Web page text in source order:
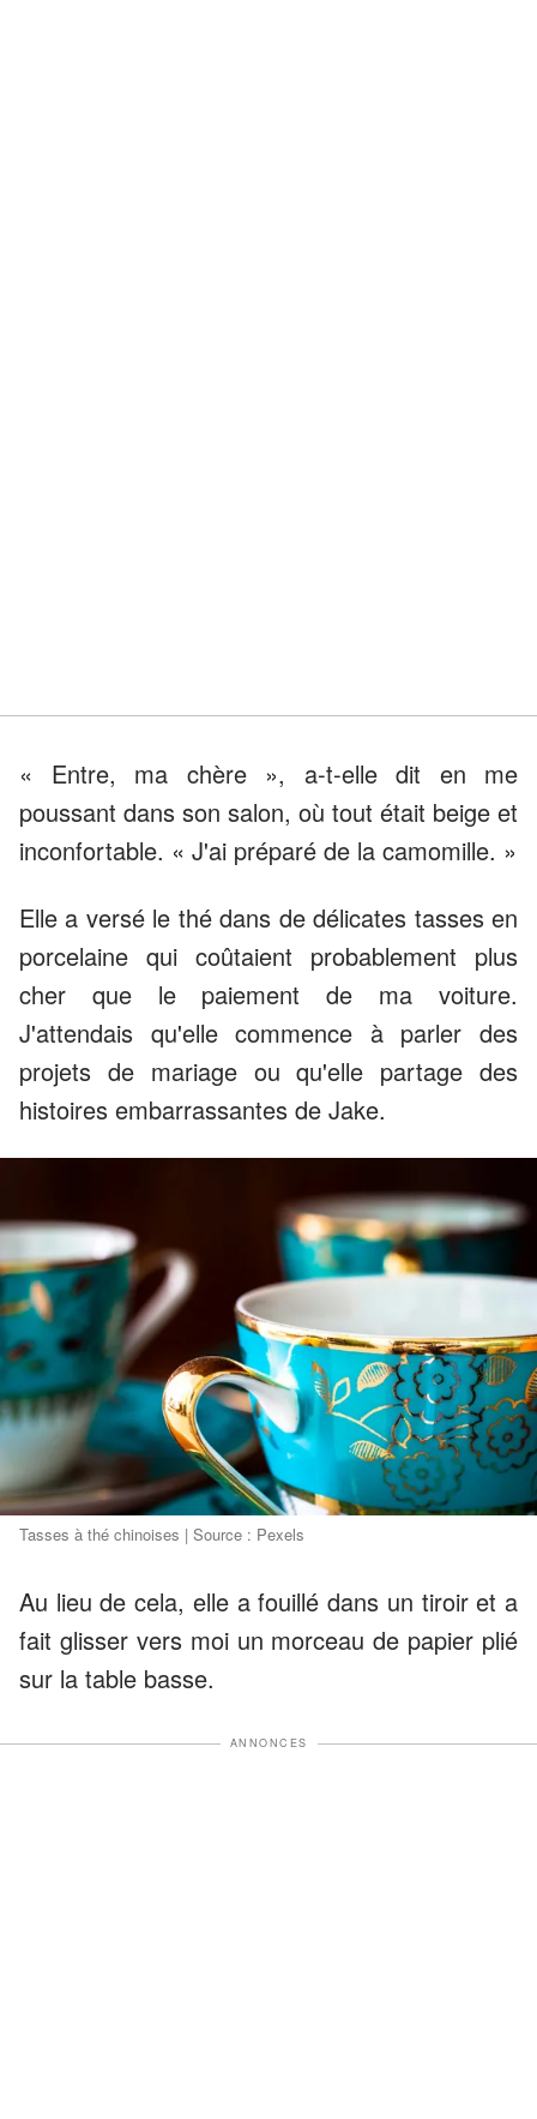
« Entre, ma chère », a-t-elle dit en me
poussant dans son salon, où tout était beige et
inconfortable. « J'ai préparé de la camomille. »
Elle a versé le thé dans de délicates tasses en
porcelaine qui coûtaient probablement plus
cher que le paiement de ma voiture.
J'attendais qu'elle commence à parler des
projets de mariage ou qu'elle partage des
histoires embarrassantes de Jake.
Tasses à thé chinoises | Source : Pexels
Au lieu de cela, elle a fouillé dans un tiroir et a
fait glisser vers moi un morceau de papier plié
sur la table basse.
ANNONCES